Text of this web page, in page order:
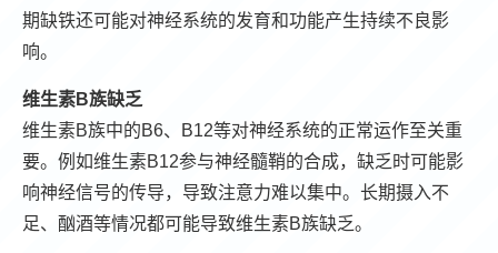
期缺铁还可能对神经系统的发育和功能产生持续不良影
响。
维生素B族缺乏
维生素B族中的B6、B12等对神经系统的正常运作至关重
要。例如维生素B12参与神经髓鞘的合成，缺乏时可能影
响神经信号的传导，导致注意力难以集中。长期摄入不
足、酗酒等情况都可能导致维生素B族缺乏。